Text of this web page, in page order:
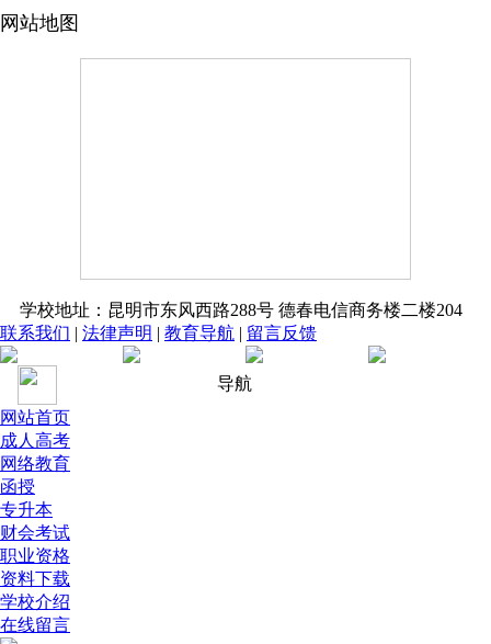
网站地图
学校地址：昆明市东风西路288号 德春电信商务楼二楼204
联系我们 | 法律声明 | 教育导航 | 留言反馈
导航
网站首页
成人高考
网络教育
函授
专升本
财会考试
职业资格
资料下载
学校介绍
在线留言